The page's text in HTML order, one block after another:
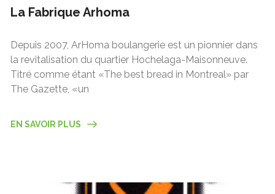
La Fabrique Arhoma
Depuis 2007, ArHoma boulangerie est un pionnier dans
la revitalisation du quartier Hochelaga-Maisonneuve.
Titré comme étant «The best bread in Montreal» par
The Gazette, «un
EN SAVOIR PLUS